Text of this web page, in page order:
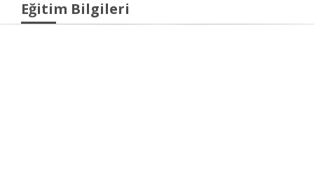
Eğitim Bilgileri